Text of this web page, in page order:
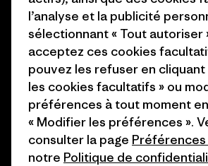
Comment nous
finançons
Cartes cadeaux
Nos magasins
Programme
Patagonia
site
l’analyse et la publicité
sélectionnant « Tout autoriser
acceptez ces cookies
pouvez les refuser en cliquant
les cookies facultatifs » ou
préférences à tout moment
« Modifier les préférences ».
consulter la page
notre Politique de